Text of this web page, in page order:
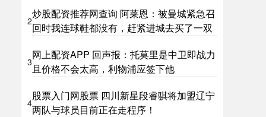
2
炒股配资推荐网查询 阿莱恩：被曼城紧急召
回时我连球鞋都没有，赶紧进城去买了一双
3
网上配资APP 回声报：托莫里是中卫即战力
且价格不会太高，利物浦应签下他
4
股票入门网股票 四川新星段睿骐将加盟辽宁
两队与球员目前正在走程序！